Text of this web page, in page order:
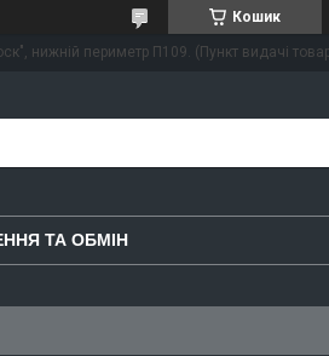
Кошик
нижній периметр П109. (Пункт видачі
ТА ОБМІН